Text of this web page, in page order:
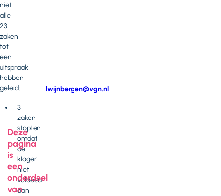
niet
alle
23
zaken
tot
een
uitspraak
hebben
geleid:
3
zaken
stopten
omdat
de
klager
niet
voldeed
aan
Wijnbergen
lwijnbergen@vgn.nl
Deze
pagina
is
een
onderdeel
van